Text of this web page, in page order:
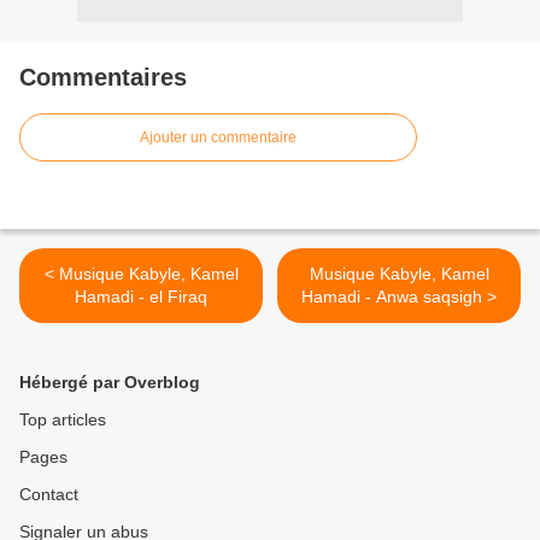
Commentaires
Ajouter un commentaire
< Musique Kabyle, Kamel
Hamadi - el Firaq
Musique Kabyle, Kamel
Hamadi - Anwa saqsigh >
Hébergé par Overblog
Top articles
Pages
Contact
Signaler un abus